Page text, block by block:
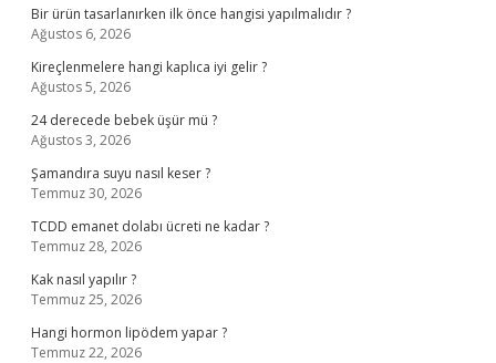
Bir ürün tasarlanırken ilk önce hangisi yapılmalıdır ?
Ağustos 6, 2026
Kireçlenmelere hangi kaplıca iyi gelir ?
Ağustos 5, 2026
24 derecede bebek üşür mü ?
Ağustos 3, 2026
Şamandıra suyu nasıl keser ?
Temmuz 30, 2026
TCDD emanet dolabı ücreti ne kadar ?
Temmuz 28, 2026
Kak nasıl yapılır ?
Temmuz 25, 2026
Hangi hormon lipödem yapar ?
Temmuz 22, 2026